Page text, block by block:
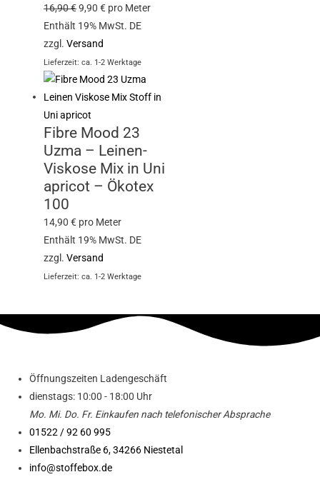
16,90€9,90€ pro Meter
Enthält 19% MwSt. DE
zzgl.Versand
Lieferzeit: ca. 1-2 Werktage
Fibre Mood 23
Uzma – Leinen-
Viskose Mix in Uni
apricot – Ökotex
100
14,90€ pro Meter
Enthält 19% MwSt. DE
zzgl.Versand
Lieferzeit: ca. 1-2 Werktage
Öffnungszeiten Ladengeschäft
dienstags: 10:00 - 18:00 Uhr
Mo. Mi. Do. Fr. Einkaufen nach telefonischer Absprache
01522 / 92 60 995
Ellenbachstraße 6, 34266 Niestetal
info@stoffebox.de